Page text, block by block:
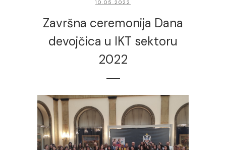
10.05.2022
Završna ceremonija Dana
devojčica u IKT sektoru
2022